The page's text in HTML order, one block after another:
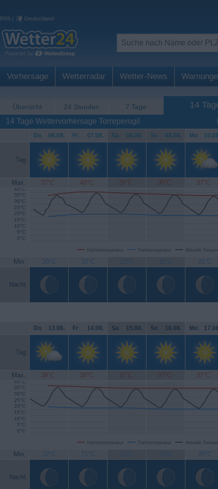
RSS | Deutschland
Vorhersage Wetterradar Wetter-News
Übersicht 24 Stunden 7 Tage 14
14 Tage Wettervorhersage Torreperogil
Do. 06.08. Fr. 07.08. Sa. 08.08. So. 09.08. Mo.
Tag
Max. 37°C 40°C 39°C 38°C 37°C
Höchsttemperatur Tiefsttemperatur Aktuelle
0°C
5°C
10°C
15°C
20°C
25°C
30°C
35°C
40°C
Min. 20°C 22°C 22°C 21°C 21°C
Nacht
Do. 13.08. Fr. 14.08. Sa. 15.08. So. 16.08. Mo.
Tag
Max. 39°C 38°C 37°C 37°C 37°C
Höchsttemperatur Tiefsttemperatur Aktuelle
0°C
5°C
10°C
15°C
20°C
25°C
30°C
35°C
40°C
Min. 22°C 21°C 21°C 20°C 20°C
Nacht